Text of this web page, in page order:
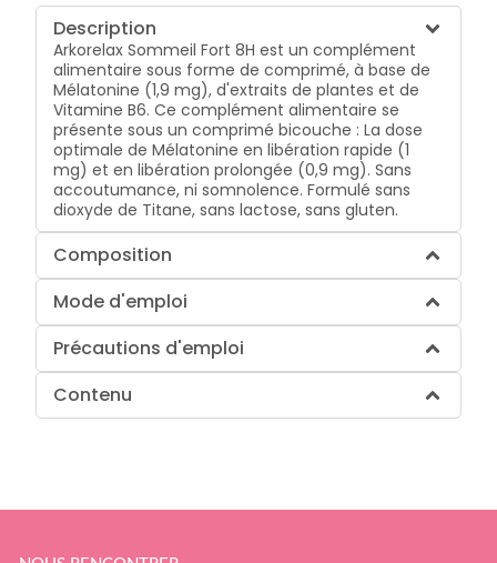
Description
Arkorelax Sommeil Fort 8H est un complément
alimentaire sous forme de comprimé, à base de
Mélatonine (1,9 mg), d'extraits de plantes et de
Vitamine B6. Ce complément alimentaire se
présente sous un comprimé bicouche : La dose
optimale de Mélatonine en libération rapide (1
mg) et en libération prolongée (0,9 mg). Sans
accoutumance, ni somnolence. Formulé sans
dioxyde de Titane, sans lactose, sans gluten.
Composition
Mode d'emploi
Précautions d'emploi
Contenu